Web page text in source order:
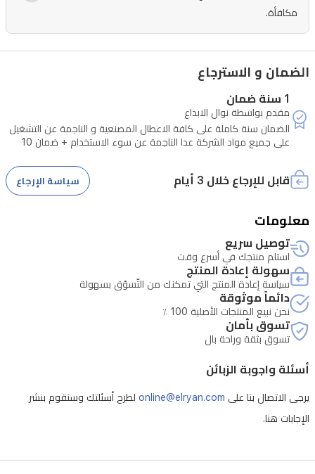
قابلة
للانزلاق
تضمن
ثبات
الجهاز
أثناء
الاستخدام.
مكافأة.
الضمان و الاسترجاع
1 سنة ضمان
مقدم بواسطة نوال الابداع
الضمان سنة كاملة على كافة الاعطال المصنعية و الناجمة عن التشغيل
على جميع مواد الشركة عدا الناجمة عن سوء الاستخدام + ضمان 10
قابل للإرجاع خلال 3 أيام سياسة الإرجاع
معلومات
توصيل سريع
استلم منتجك في أسرع وقت
سهولة إعادة المنتج
سياسة إعادة المنتج التي تمكنك من التّسوّق بسهولة
دائماً موثوقة
نحن نبيع المنتجات الأصلية 100 ٪
تسوق بأمان
تسوق بثقة وراحة بال
أسئلة واجوبة الزبائن
يرجى الاتصال بنا على online@elryan.com لطرح أسئلتك وسنقوم بنشر
الإجابات هنا.